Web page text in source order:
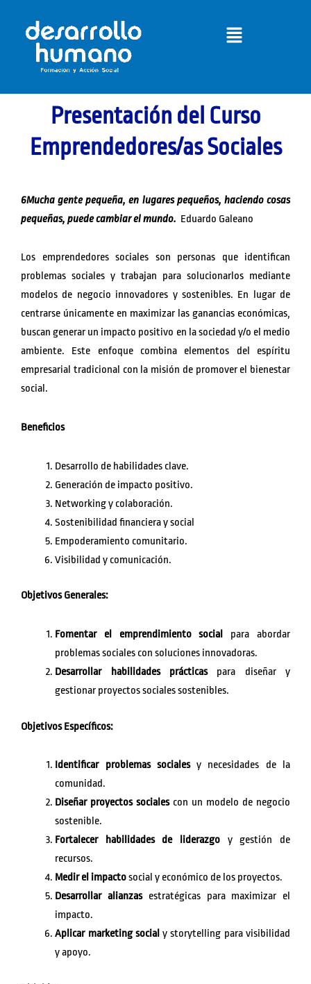
contenido
Menú
Presentación del Curso
Emprendedores/as Sociales
6Mucha gente pequeña, en lugares pequeños, haciendo cosas
pequeñas, puede cambiar el mundo. Eduardo Galeano
Los emprendedores sociales son personas que identifican
problemas sociales y trabajan para solucionarlos mediante
modelos de negocio innovadores y sostenibles. En lugar de
centrarse únicamente en maximizar las ganancias económicas,
buscan generar un impacto positivo en la sociedad y/o el medio
ambiente. Este enfoque combina elementos del espíritu
empresarial tradicional con la misión de promover el bienestar
social.
Beneficios
Desarrollo de habilidades clave.
Generación de impacto positivo.
Networking y colaboración.
Sostenibilidad financiera y social
Empoderamiento comunitario.
Visibilidad y comunicación.
Objetivos Generales:
Fomentar el emprendimiento social para abordar
problemas sociales con soluciones innovadoras.
Desarrollar habilidades prácticaspara diseñar y
gestionar proyectos sociales sostenibles.
Objetivos Específicos:
Identificar problemas socialesy necesidades de la
comunidad.
Diseñar proyectos socialescon un modelo de negocio
sostenible.
Fortalecer habilidades de liderazgo y gestión de
recursos.
Medir el impactosocial y económico de los proyectos.
Desarrollar alianzasestratégicas para maximizar el
impacto.
Aplicar marketing social y storytelling para visibilidad
y apoyo.